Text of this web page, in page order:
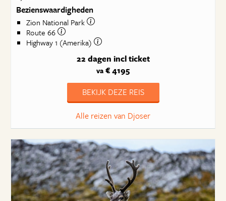
Bezienswaardigheden
Zion National Park
Route 66
Highway 1 (Amerika)
22 dagen incl ticket
va € 4195
BEKIJK DEZE REIS
Alle reizen van Djoser